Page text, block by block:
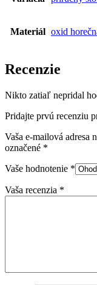
Materiál oxid
Recenzie
Nikto zatiaľ nepridal
Pridajte prvú recenziu
Vaša e-mailová adresa
označené *
Vaše hodnotenie *
Vaša recenzia *